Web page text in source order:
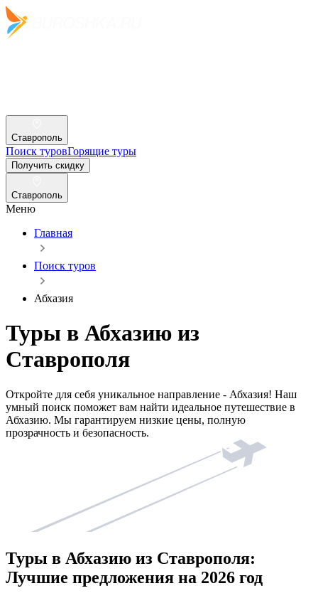
Ставрополь
Поиск туровГорящие туры
Получить скидку
Ставрополь
Меню
Главная
Поиск туров
Абхазия
Туры в Абхазию из
Ставрополя
Откройте для себя уникальное направление - Абхазия! Наш
умный поиск поможет вам найти идеальное путешествие в
Абхазию. Мы гарантируем низкие цены, полную
прозрачность и безопасность.
Туры в Абхазию из Ставрополя:
Лучшие предложения на 2026 год